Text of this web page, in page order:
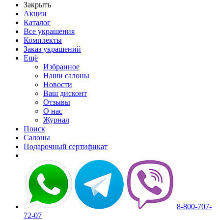
Закрыть
Акции
Каталог
Все украшения
Комплекты
Заказ украшений
Ещё
Избранное
Наши салоны
Новости
Ваш дисконт
Отзывы
О нас
Журнал
Поиск
Салоны
Подарочный сертификат
8-800-707-
72-07